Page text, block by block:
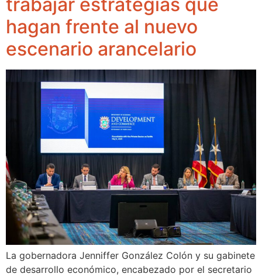
trabajar estrategias que
hagan frente al nuevo
escenario arancelario
La gobernadora Jenniffer González Colón y su gabinete
de desarrollo económico, encabezado por el secretario